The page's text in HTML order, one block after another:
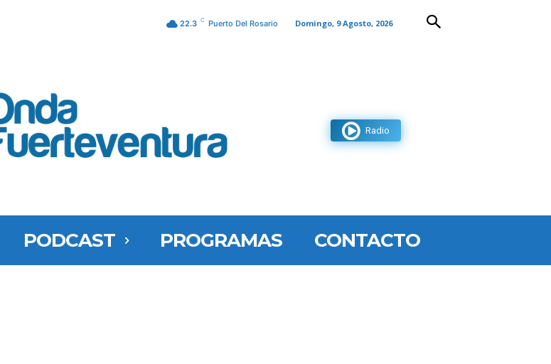
22.3 C Puerto Del Rosario Domingo, 9 Agosto, 2026
Radio
PODCAST PROGRAMAS CONTACTO